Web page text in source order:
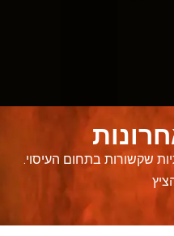
שקשורות בתחום העיסוי.